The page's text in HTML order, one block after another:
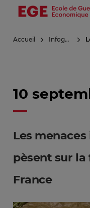
Aller
principal
Accueil Infoguerre
10
Les
pèsent sur
France